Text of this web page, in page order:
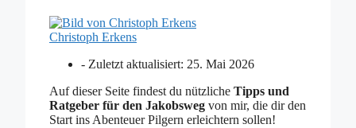
Christoph Erkens
- Zuletzt aktualisiert: 25. Mai 2026
Auf dieser Seite findest du nützliche Tipps und
Ratgeber für den Jakobsweg von mir, die dir den
Start ins Abenteuer Pilgern erleichtern sollen!